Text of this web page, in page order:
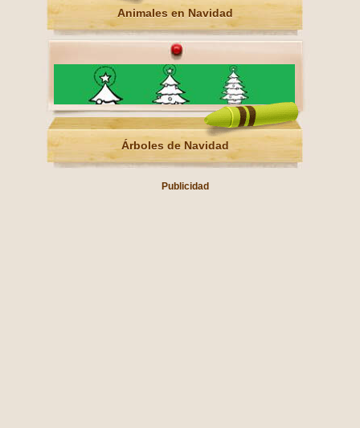
Animales en Navidad
Árboles de Navidad
Publicidad